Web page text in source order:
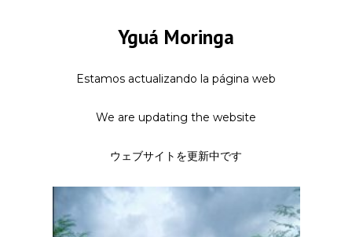
Yguá Moringa
Estamos actualizando la página web
We are updating the website
ウェブサイトを更新中です